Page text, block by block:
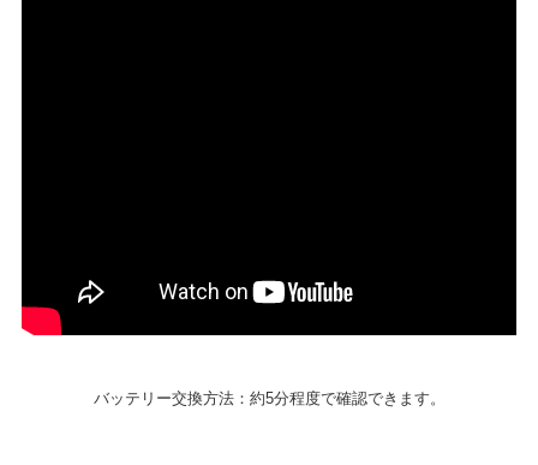
バッテリー交換方法：約5分程度で確認できます。